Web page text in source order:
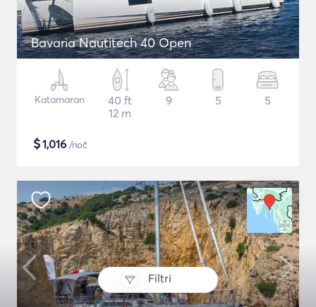
Filtri
Bavaria Nautitech 40 Open
Katamaran
40 ft
12 m
9 5 5
$1,016 /noč